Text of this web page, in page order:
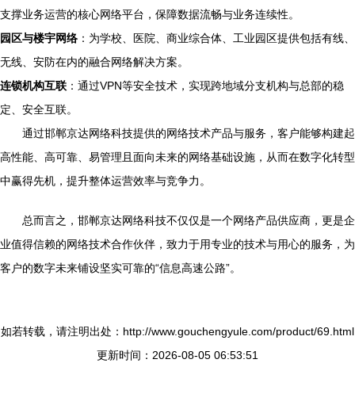
支撑业务运营的核心网络平台，保障数据流畅与业务连续性。
园区与楼宇网络 ：为学校、医院、商业综合体、工业园区提供包括有线、
无线、安防在内的融合网络解决方案。
连锁机构互联 ：通过VPN等安全技术，实现跨地域分支机构与总部的稳
定、安全互联。
通过邯郸京达网络科技提供的网络技术产品与服务，客户能够构建起
高性能、高可靠、易管理且面向未来的网络基础设施，从而在数字化转型
中赢得先机，提升整体运营效率与竞争力。
总而言之，邯郸京达网络科技不仅仅是一个网络产品供应商，更是企
业值得信赖的网络技术合作伙伴，致力于用专业的技术与用心的服务，为
客户的数字未来铺设坚实可靠的“信息高速公路”。
如若转载，请注明出处：http://www.gouchengyule.com/product/69.html
更新时间：2026-08-05 06:53:51